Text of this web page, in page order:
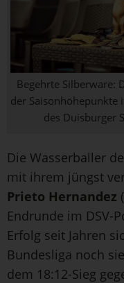
Begehrte Silberware:
der Saisonhöhepunkte
des Duisburger
Die Wasserballer
mit ihrem jüngst
Prieto Hernandez
Endrunde im DSV-
Erfolg seit Jahren
Bundesliga noch
dem 18:12-Sieg